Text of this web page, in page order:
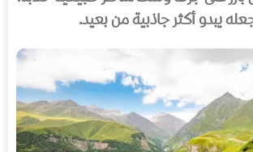
يبدو أكثر جاذبية من بعيد.